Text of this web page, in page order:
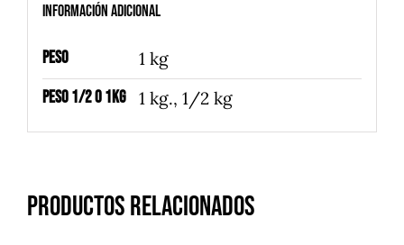
Información adicional
Peso 1 kg
Peso 1/2 o 1Kg 1 kg., 1/2 kg
Productos relacionados